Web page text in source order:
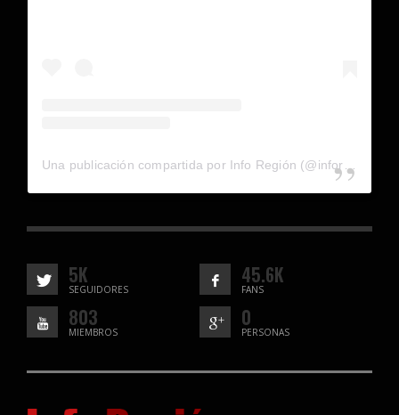
5K
SEGUIDORES
45.6K
FANS
803
MIEMBROS
0
PERSONAS